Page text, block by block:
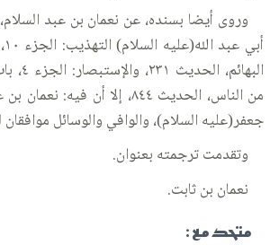
وروى أيضا بسنده، عن نعمان بن عبد
من الناس، الحديث ٨٤٤، إلا أن
جعفر(عليه السلام)، والوافي والوسائل
وتقدمت ترجمته بعنوان.
نعمان بن ثابت.
متحد مع :